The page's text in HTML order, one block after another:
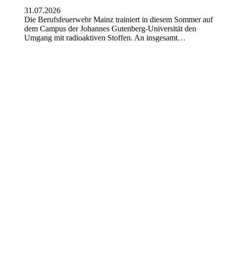
31.07.2026
Die Berufsfeuerwehr Mainz trainiert in diesem Sommer auf
dem Campus der Johannes Gutenberg-Universität den
Umgang mit radioaktiven Stoffen. An insgesamt…